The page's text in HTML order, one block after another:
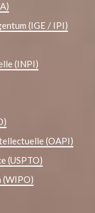
(IGE / IPI)
(INPI)
(OAPI)
(USPTO)